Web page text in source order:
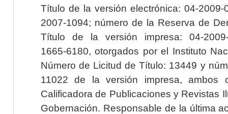
Título de la versión electrónica: 04-2009-
2007-1094; número de la Reserva de
Título de la versión impresa: 04-2009-
1665-6180, otorgados por el Instituto
Número de Licitud de Título: 13449 y
11022 de la versión impresa, ambos
Calificadora de Publicaciones y Revistas
Gobernación. Responsable de la última